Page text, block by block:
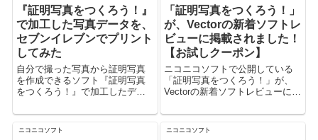
『証明写真をつくろう！』
で加工した写真データを、
セブンイレブンでプリント
してみた
自分で撮った写真から証明写真
を作成できるソフト『証明写真
をつくろう！』で加工したデー
ルチコピー機でプリントしてき
ました。 セブンイレブンで印刷
「証明写真をつくろう！」
が、Vectorの新着ソフトレ
ビューに掲載されました！
【お試しクーポン】
ニコニコソフトで公開している
「証明写真をつくろう！」が、
Vectorの新着ソフトレビューに掲
トレビュー 「証明写真をつくろ
う！」 - 正確にトリミングされ
ニコニコソフト ニコニコソフト